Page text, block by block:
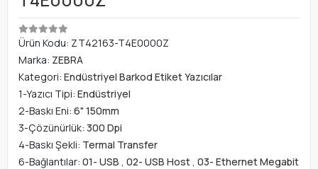
Ürün Kodu: ZT42163-T4E0000Z
Marka: ZEBRA
Kategori: Endüstriyel Barkod Etiket Yazıcılar
1-Yazıcı Tipi: Endüstriyel
2-Baskı Eni: 6" 150mm
3-Çözünürlük: 300 Dpi
4-Baskı Şekli: Termal Transfer
6-Bağlantılar: 01- USB , 02- USB Host, 03- Ethernet Megabit